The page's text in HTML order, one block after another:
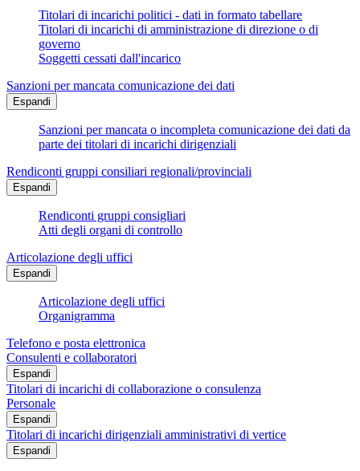
Titolari di incarichi politici - dati in formato tabellare
Titolari di incarichi di amministrazione di direzione o di
governo
Soggetti cessati dall'incarico
Sanzioni per mancata comunicazione dei dati
Espandi
Sanzioni per mancata o incompleta comunicazione dei dati da
parte dei titolari di incarichi dirigenziali
Rendiconti gruppi consiliari regionali/provinciali
Espandi
Rendiconti gruppi consigliari
Atti degli organi di controllo
Articolazione degli uffici
Espandi
Articolazione degli uffici
Organigramma
Telefono e posta elettronica
Consulenti e collaboratori
Espandi
Titolari di incarichi di collaborazione o consulenza
Personale
Espandi
Titolari di incarichi dirigenziali amministrativi di vertice
Espandi